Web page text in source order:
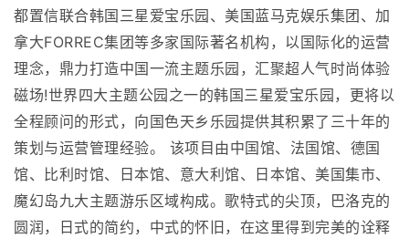
都置信联合韩国三星爱宝乐园、美国蓝马克娱乐集团、加
拿大FORREC集团等多家国际著名机构，以国际化的运营
理念，鼎力打造中国一流主题乐园，汇聚超人气时尚体验
磁场!世界四大主题公园之一的韩国三星爱宝乐园，更将以
全程顾问的形式，向国色天乡乐园提供其积累了三十年的
策划与运营管理经验。 该项目由中国馆、法国馆、德国
馆、比利时馆、日本馆、意大利馆、日本馆、美国集市、
魔幻岛九大主题游乐区域构成。歌特式的尖顶，巴洛克的
圆润，日式的简约，中式的怀旧，在这里得到完美的诠释